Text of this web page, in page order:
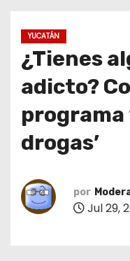
YUCATÁN
¿Tienes
adicto?
programa
drogas’
por
Jul 29,